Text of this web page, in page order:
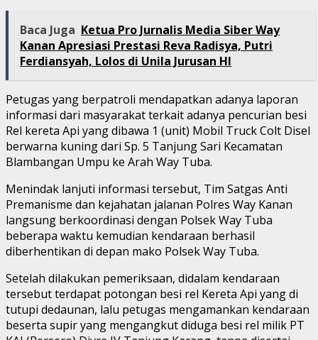
Baca Juga Ketua Pro Jurnalis Media Siber Way
Kanan Apresiasi Prestasi Reva Radisya, Putri
Ferdiansyah, Lolos di Unila Jurusan HI
Petugas yang berpatroli mendapatkan adanya laporan
informasi dari masyarakat terkait adanya pencurian besi
Rel kereta Api yang dibawa 1 (unit) Mobil Truck Colt Disel
berwarna kuning dari Sp. 5 Tanjung Sari Kecamatan
Blambangan Umpu ke Arah Way Tuba.
Menindak lanjuti informasi tersebut, Tim Satgas Anti
Premanisme dan kejahatan jalanan Polres Way Kanan
langsung berkoordinasi dengan Polsek Way Tuba
beberapa waktu kemudian kendaraan berhasil
diberhentikan di depan mako Polsek Way Tuba.
Setelah dilakukan pemeriksaan, didalam kendaraan
tersebut terdapat potongan besi rel Kereta Api yang di
tutupi dedaunan, lalu petugas mengamankan kendaraan
beserta supir yang mengangkut diduga besi rel milik PT